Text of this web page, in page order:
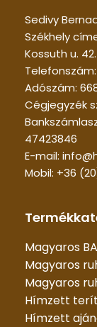
Sedivy
Székhely
Kossuth u.
Adószám:
Cégjegyzék
47423846
E-mail:
Mobil: +36
Magyaros
Magyaros
Magyaros
Hímzett
Hímzett